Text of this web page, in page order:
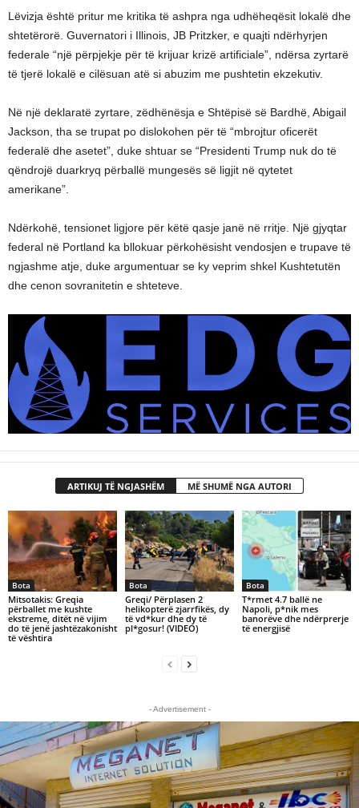
Lëvizja është pritur me kritika të ashpra nga udhëheqësit lokalë dhe
shtetërorë. Guvernatori i Illinois, JB Pritzker, e quajti ndërhyrjen
federale “një përpjekje për të krijuar krizë artificiale”, ndërsa zyrtarë
të tjerë lokalë e cilësuan atë si abuzim me pushtetin ekzekutiv.
Në një deklaratë zyrtare, zëdhënësja e Shtëpisë së Bardhë, Abigail
Jackson, tha se trupat po dislokohen për të “mbrojtur oficerët
federalë dhe asetet”, duke shtuar se “Presidenti Trump nuk do të
qëndrojë duarkryq përballë mungesës së ligjit në qytetet
amerikane”.
Ndërkohë, tensionet ligjore për këtë qasje janë në rritje. Një gjyqtar
federal në Portland ka bllokuar përkohësisht vendosjen e trupave të
ngjashme atje, duke argumentuar se ky veprim shkel Kushtetutën
dhe cenon sovranitetin e shteteve.
ARTIKUJ TË NGJASHËM MË SHUMË NGA AUTORI
Bota
Mitsotakis: Greqia
përballet me kushte
ekstreme, ditët në vijim
do të jenë jashtëzakonisht
të vështira
Bota
Greqi/ Përplasen 2
helikopterë zjarrfikës, dy
të vd*kur dhe dy të
pl*gosur! (VIDEO)
Bota
T*rmet 4.7 ballë ne
Napoli, p*nik mes
banorëve dhe ndërprerje
të energjisë
- Advertisement -